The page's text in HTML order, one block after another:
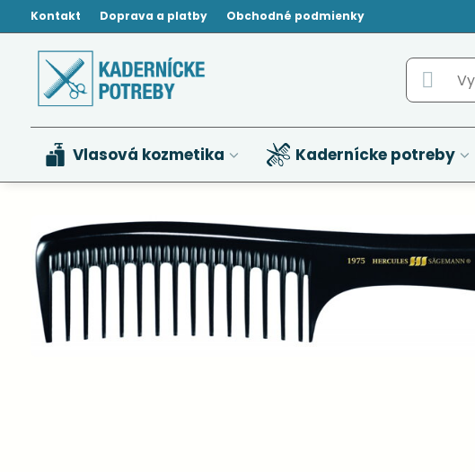
Kontakt Doprava a platby Obchodné podmienky
Vlasová kozmetika Kadernícke potreby